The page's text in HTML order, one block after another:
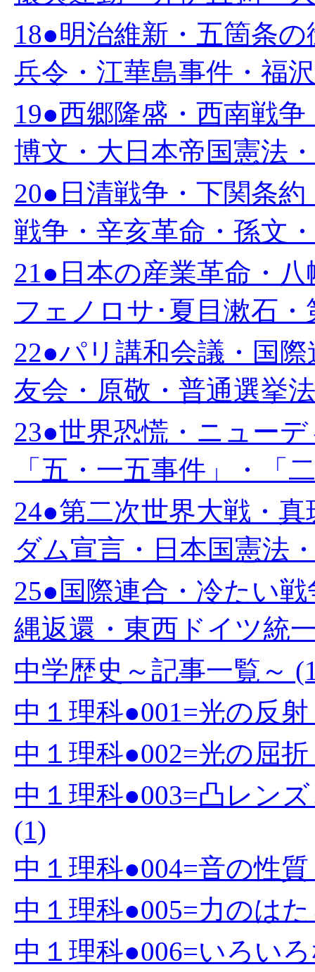
18●明治維新・五箇条
兵令・江華島事件・福
19●西郷隆盛・西南戦
博文・大日本帝国憲法
20●日清戦争・下関条
戦争・辛亥革命・孫文
21●日本の産業革命・
フェノロサ･夏目漱石
22●パリ講和会議・国
友会・原敬・普通選挙
23●世界恐慌・ニュー
「五・一五事件」・「
24●第二次世界大戦・
ダム宣言・日本国憲法
25●国際連合・冷たい
縄返還・東西ドイツ統
中学歴史～記事一覧～
中１理科●001=光の反射
中１理科●002=光の屈折
中１理科●003=凸レン
(1)
中１理科●004=音の性質
中１理科●005=力のは
中１理科●006=いろい